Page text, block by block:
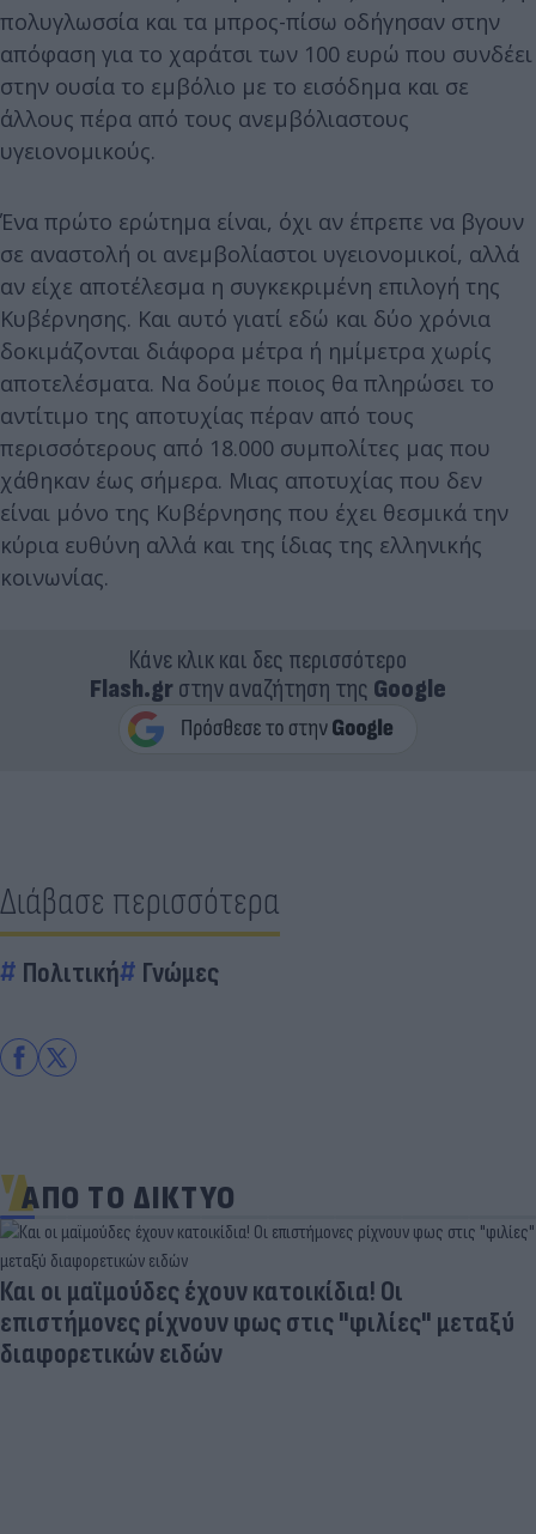
πολυγλωσσία και τα μπρος-πίσω οδήγησαν στην
απόφαση για το χαράτσι των 100 ευρώ που συνδέει
στην ουσία το εμβόλιο με το εισόδημα και σε
άλλους πέρα από τους ανεμβόλιαστους
υγειονομικούς.
Ένα πρώτο ερώτημα είναι, όχι αν έπρεπε να βγουν
σε αναστολή οι ανεμβολίαστοι υγειονομικοί, αλλά
αν είχε αποτέλεσμα η συγκεκριμένη επιλογή της
Κυβέρνησης. Και αυτό γιατί εδώ και δύο χρόνια
δοκιμάζονται διάφορα μέτρα ή ημίμετρα χωρίς
αποτελέσματα. Να δούμε ποιος θα πληρώσει το
αντίτιμο της αποτυχίας πέραν από τους
περισσότερους από 18.000 συμπολίτες μας που
χάθηκαν έως σήμερα. Μιας αποτυχίας που δεν
είναι μόνο της Κυβέρνησης που έχει θεσμικά την
κύρια ευθύνη αλλά και της ίδιας της ελληνικής
κοινωνίας.
Κάνε κλικ και δες περισσότερο
Flash.grστην αναζήτηση της Google
Διάβασε περισσότερα
Πολιτική Γνώμες
ΑΠΟ ΤΟ ΔΙΚΤΥΟ
Και οι μαϊμούδες έχουν κατοικίδια! Οι
επιστήμονες ρίχνουν φως στις "φιλίες" μεταξύ
διαφορετικών ειδών